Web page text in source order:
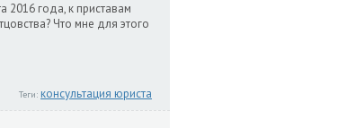
2016 года, к приставам
Что мне для этого
Теги: консультация юриста